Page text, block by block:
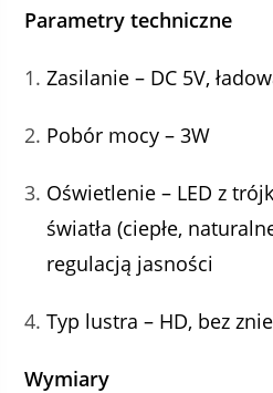
Parametry techniczne
Zasilanie – DC 5V,
Pobór mocy – 3W
Oświetlenie – LED z
światła (ciepłe,
regulacją jasności
Typ lustra – HD, bez
Wymiary